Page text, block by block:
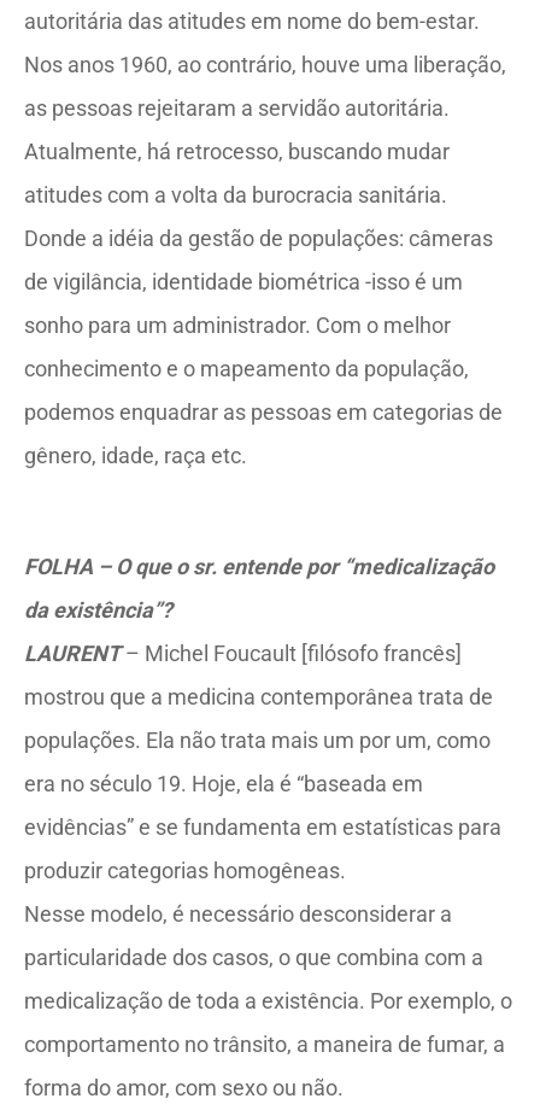
autoritária das atitudes em nome do bem-estar.
Nos anos 1960, ao contrário, houve uma liberação,
as pessoas rejeitaram a servidão autoritária.
Atualmente, há retrocesso, buscando mudar
atitudes com a volta da burocracia sanitária.
Donde a idéia da gestão de populações: câmeras
de vigilância, identidade biométrica -isso é um
sonho para um administrador. Com o melhor
conhecimento e o mapeamento da população,
podemos enquadrar as pessoas em categorias de
gênero, idade, raça etc.
FOLHA – O que o sr. entende por “medicalização
da existência”?
LAURENT– Michel Foucault [filósofo francês]
mostrou que a medicina contemporânea trata de
populações. Ela não trata mais um por um, como
era no século 19. Hoje, ela é “baseada em
evidências” e se fundamenta em estatísticas para
produzir categorias homogêneas.
Nesse modelo, é necessário desconsiderar a
particularidade dos casos, o que combina com a
medicalização de toda a existência. Por exemplo, o
comportamento no trânsito, a maneira de fumar, a
forma do amor, com sexo ou não.